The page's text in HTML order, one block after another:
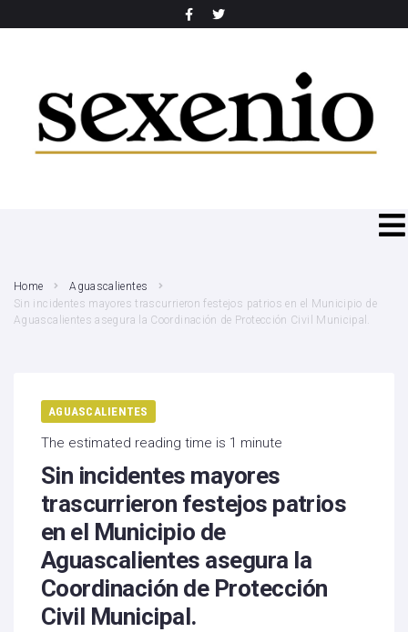
Home
Aguascalientes
Sin incidentes mayores trascurrieron festejos patrios en el Municipio de
Aguascalientes asegura la Coordinación de Protección Civil Municipal.
AGUASCALIENTES
The estimated reading time is 1 minute
Sin incidentes mayores
trascurrieron festejos patrios
en el Municipio de
Aguascalientes asegura la
Coordinación de Protección
Civil Municipal.
SEARCH THIS WEBSITE